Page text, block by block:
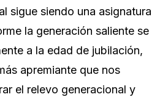
sigue siendo una asignatura
la generación saliente se
a la edad de jubilación,
apremiante que nos
el relevo generacional y